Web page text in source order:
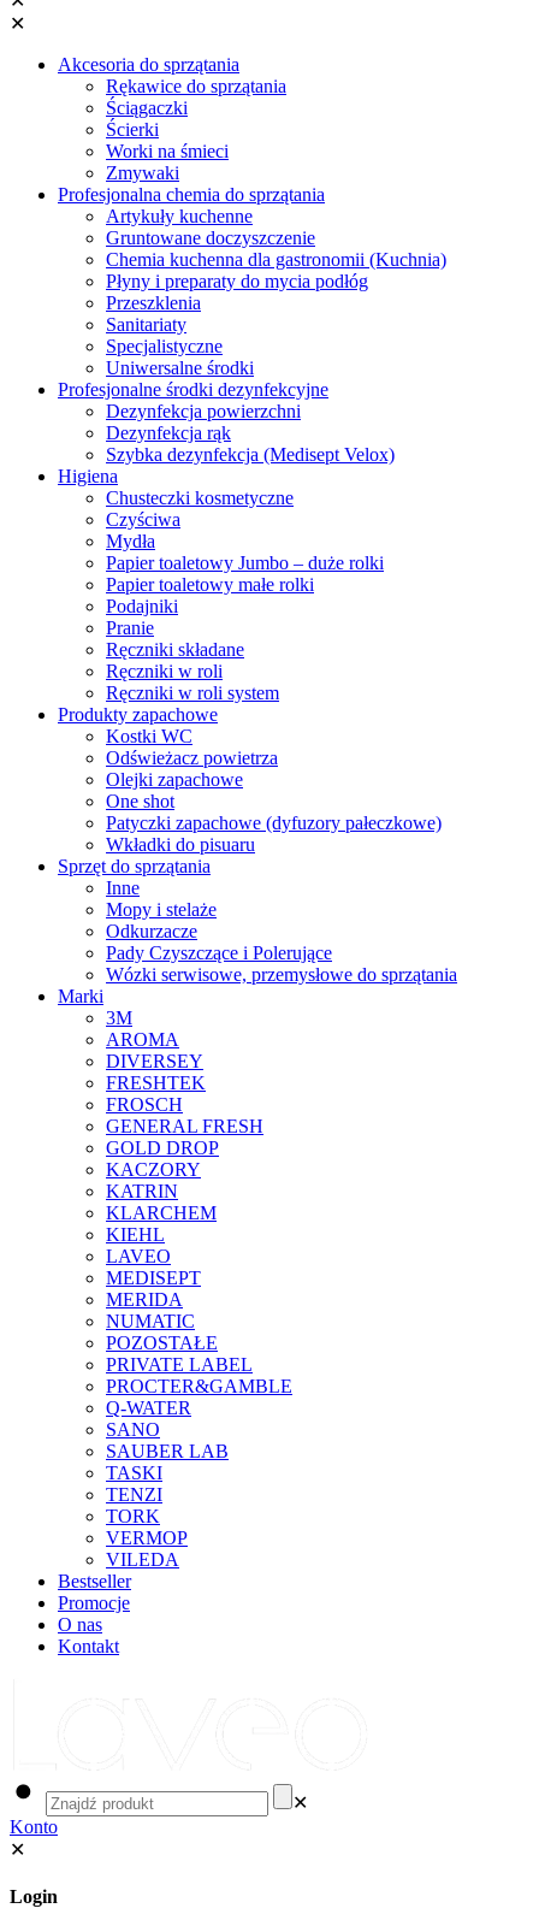
✕
Akcesoria do sprzątania
Rękawice do sprzątania
Ściągaczki
Ścierki
Worki na śmieci
Zmywaki
Profesjonalna chemia do sprzątania
Artykuły kuchenne
Gruntowane doczyszczenie
Chemia kuchenna dla gastronomii (Kuchnia)
Płyny i preparaty do mycia podłóg
Przeszklenia
Sanitariaty
Specjalistyczne
Uniwersalne środki
Profesjonalne środki dezynfekcyjne
Dezynfekcja powierzchni
Dezynfekcja rąk
Szybka dezynfekcja (Medisept Velox)
Higiena
Chusteczki kosmetyczne
Czyściwa
Mydła
Papier toaletowy Jumbo – duże rolki
Papier toaletowy małe rolki
Podajniki
Pranie
Ręczniki składane
Ręczniki w roli
Ręczniki w roli system
Produkty zapachowe
Kostki WC
Odświeżacz powietrza
Olejki zapachowe
One shot
Patyczki zapachowe (dyfuzory pałeczkowe)
Wkładki do pisuaru
Sprzęt do sprzątania
Inne
Mopy i stelaże
Odkurzacze
Pady Czyszczące i Polerujące
Wózki serwisowe, przemysłowe do sprzątania
Marki
3M
AROMA
DIVERSEY
FRESHTEK
FROSCH
GENERAL FRESH
GOLD DROP
KACZORY
KATRIN
KLARCHEM
KIEHL
LAVEO
MEDISEPT
MERIDA
NUMATIC
POZOSTAŁE
PRIVATE LABEL
PROCTER&GAMBLE
Q-WATER
SANO
SAUBER LAB
TASKI
TENZI
TORK
VERMOP
VILEDA
Bestseller
Promocje
O nas
Kontakt
✕
Konto
✕
Login